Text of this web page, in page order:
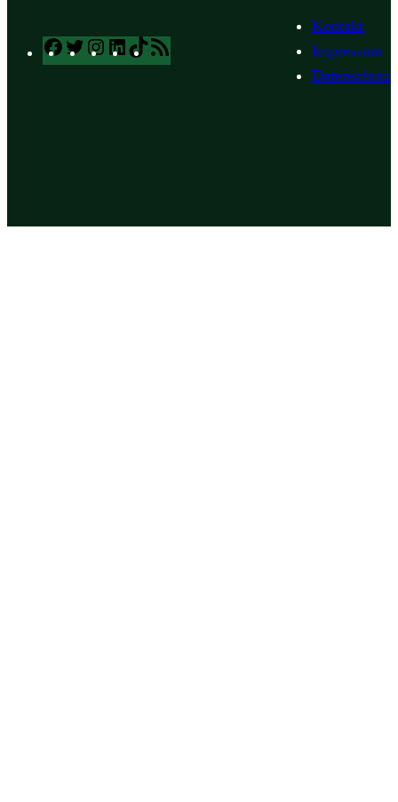
Facebook
TwitterInstagram
LinkedIn
TikTok
Kontakt
Impressum
Datenschutz